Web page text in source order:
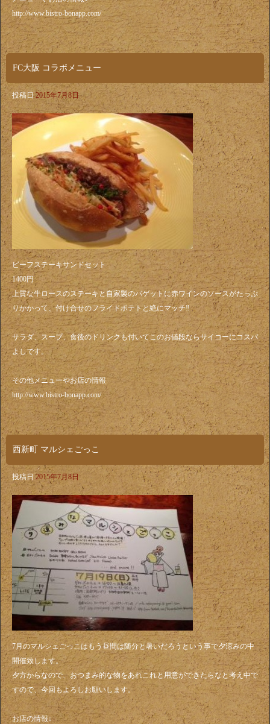
http://www.bistro-bonapp.com/
FC大阪 コラボメニュー
投稿日 2015年7月8日
ビーフステーキサンドセット
1400円
上質な牛ロースのステーキと自家製のバゲットに赤ワインのソースがたっぷ
りかかって、付け合せのフライドポテトと絶にマッチ‼️
サラダ、スープ、食後のドリンクも付いてこのお値段ならサイコーにコスパ
よしです。
その他メニューやお店の情報
http://www.bistro-bonapp.com/
西新町 マルシェごっこ
投稿日 2015年7月8日
7月のマルシェごっこはもう昼間は随分と暑いだろうという事で夕涼みの中
開催致します。
夕方からなので、おつまみ的な物をあれこれと用意ができたらなと考え中で
すので、今回もよろしお願いします。
お店の情報↓